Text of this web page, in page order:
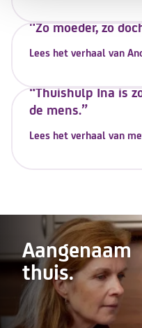
"Zo moeder, zo
Lees het verhaal van
“Thuishulp Ina is
de mens.”
Lees het verhaal van
Aangenaam
thuis.